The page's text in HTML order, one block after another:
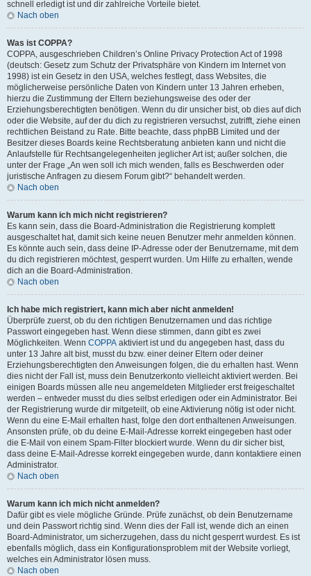
schnell erledigt ist und dir zahlreiche Vorteile bietet.
Nach oben
Was ist COPPA?
COPPA, ausgeschrieben Children’s Online Privacy Protection Act of 1998
(deutsch: Gesetz zum Schutz der Privatsphäre von Kindern im Internet von
1998) ist ein Gesetz in den USA, welches festlegt, dass Websites, die
möglicherweise persönliche Daten von Kindern unter 13 Jahren erheben,
hierzu die Zustimmung der Eltern beziehungsweise des oder der
Erziehungsberechtigten benötigen. Wenn du dir unsicher bist, ob dies auf dich
oder die Website, auf der du dich zu registrieren versuchst, zutrifft, ziehe einen
rechtlichen Beistand zu Rate. Bitte beachte, dass phpBB Limited und der
Besitzer dieses Boards keine Rechtsberatung anbieten kann und nicht die
Anlaufstelle für Rechtsangelegenheiten jeglicher Art ist; außer solchen, die
unter der Frage „An wen soll ich mich wenden, falls es Beschwerden oder
juristische Anfragen zu diesem Forum gibt?“ behandelt werden.
Nach oben
Warum kann ich mich nicht registrieren?
Es kann sein, dass die Board-Administration die Registrierung komplett
ausgeschaltet hat, damit sich keine neuen Benutzer mehr anmelden können.
Es könnte auch sein, dass deine IP-Adresse oder der Benutzername, mit dem
du dich registrieren möchtest, gesperrt wurden. Um Hilfe zu erhalten, wende
dich an die Board-Administration.
Nach oben
Ich habe mich registriert, kann mich aber nicht anmelden!
Überprüfe zuerst, ob du den richtigen Benutzernamen und das richtige
Passwort eingegeben hast. Wenn diese stimmen, dann gibt es zwei
Möglichkeiten. Wenn COPPA aktiviert ist und du angegeben hast, dass du
unter 13 Jahre alt bist, musst du bzw. einer deiner Eltern oder deiner
Erziehungsberechtigten den Anweisungen folgen, die du erhalten hast. Wenn
dies nicht der Fall ist, muss dein Benutzerkonto vielleicht aktiviert werden. Bei
einigen Boards müssen alle neu angemeldeten Mitglieder erst freigeschaltet
werden – entweder musst du dies selbst erledigen oder ein Administrator. Bei
der Registrierung wurde dir mitgeteilt, ob eine Aktivierung nötig ist oder nicht.
Wenn du eine E-Mail erhalten hast, folge den dort enthaltenen Anweisungen.
Ansonsten prüfe, ob du deine E-Mail-Adresse korrekt eingegeben hast oder
die E-Mail von einem Spam-Filter blockiert wurde. Wenn du dir sicher bist,
dass deine E-Mail-Adresse korrekt eingegeben wurde, dann kontaktiere einen
Administrator.
Nach oben
Warum kann ich mich nicht anmelden?
Dafür gibt es viele mögliche Gründe. Prüfe zunächst, ob dein Benutzername
und dein Passwort richtig sind. Wenn dies der Fall ist, wende dich an einen
Board-Administrator, um sicherzugehen, dass du nicht gesperrt wurdest. Es ist
ebenfalls möglich, dass ein Konfigurationsproblem mit der Website vorliegt,
welches ein Administrator lösen muss.
Nach oben